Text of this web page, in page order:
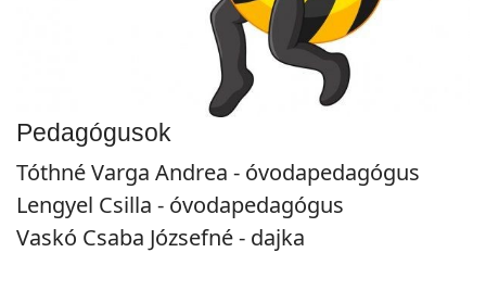
Pedagógusok
Tóthné Varga Andrea - óvodapedagógus
Lengyel Csilla - óvodapedagógus
Vaskó Csaba Józsefné - dajka